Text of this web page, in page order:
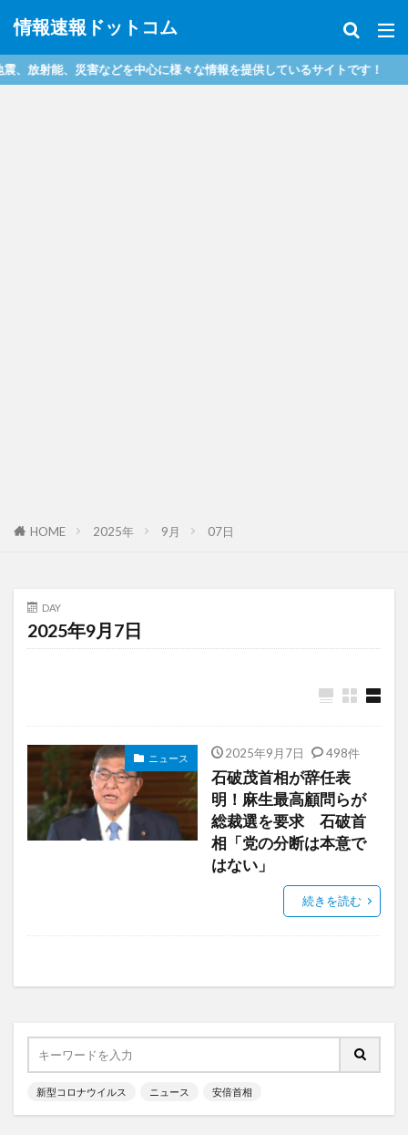
情報速報ドットコム
放射能、災害などを中心に様々な情報を提供しているサイトです！
HOME 2025年 9月 07日
DAY
2025年9月7日
ニュース 2025年9月7日 498件
石破茂首相が辞任表
明！麻生最高顧問らが
総裁選を要求 石破首
相「党の分断は本意で
はない」
続きを読む
新型コロナウイルス ニュース 安倍首相